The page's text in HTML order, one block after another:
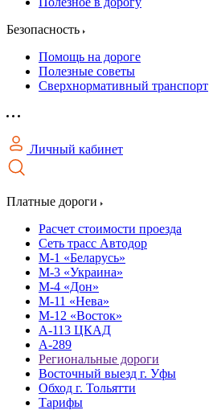
Безопасность
Помощь на дороге
Полезные советы
Сверхнормативный транспорт
Личный кабинет
Платные дороги
Расчет стоимости проезда
Сеть трасс Автодор
М-1 «Беларусь»
М-3 «Украина»
М-4 «Дон»
М-11 «Нева»
М-12 «Восток»
А-113 ЦКАД
А-289
Региональные дороги
Восточный выезд г. Уфы
Обход г. Тольятти
Тарифы